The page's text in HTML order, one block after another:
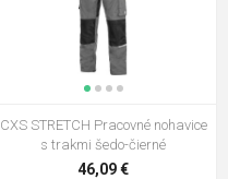
CXS STRETCH Pracovné nohavice
s trakmi šedo-čierné
46,09 €